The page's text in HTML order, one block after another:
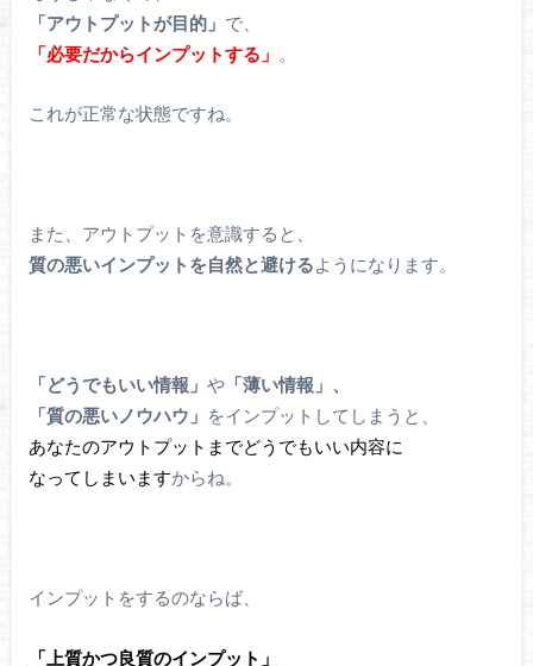
「アウトプットが目的」 で、
「必要だからインプットする」
これが正常な状態ですね。
また、アウトプットを意識すると、
質の悪いインプットを自然と避けるようになります。
「どうでもいい情報」 や「薄い情報」、
「質の悪いノウハウ」 をインプットしてしまうと、
あなたのアウトプットまでどうでもいい内容に
なってしまいますからね。
インプットをするのならば、
「上質かつ良質のインプット」